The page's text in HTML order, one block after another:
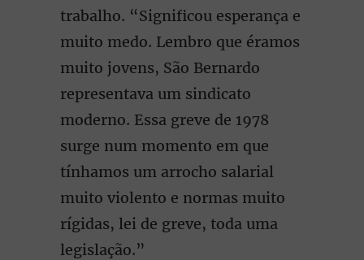
trabalho. “Significou esperança e
muito medo. Lembro que éramos
muito jovens, São Bernardo
representava um sindicato
moderno. Essa greve de 1978
surge num momento em que
tínhamos um arrocho salarial
muito violento e normas muito
rígidas, lei de greve, toda uma
legislação.”